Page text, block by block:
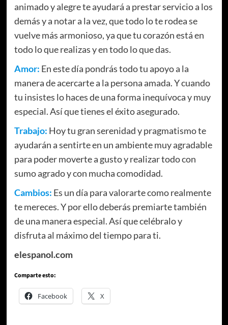
animado y alegre te ayudará a prestar servicio a los
demás y a notar a la vez, que todo lo te rodea se
vuelve más armonioso, ya que tu corazón está en
todo lo que realizas y en todo lo que das.
Amor: En este día pondrás todo tu apoyo a la
manera de acercarte a la persona amada. Y cuando
tu insistes lo haces de una forma inequívoca y muy
especial. Así que tienes el éxito asegurado.
Trabajo: Hoy tu gran serenidad y pragmatismo te
ayudarán a sentirte en un ambiente muy agradable
para poder moverte a gusto y realizar todo con
sumo agrado y con mucha comodidad.
Cambios: Es un día para valorarte como realmente
te mereces. Y por ello deberás premiarte también
de una manera especial. Así que celébralo y
disfruta al máximo del tiempo para ti.
elespanol.com
Comparte esto:
Facebook X